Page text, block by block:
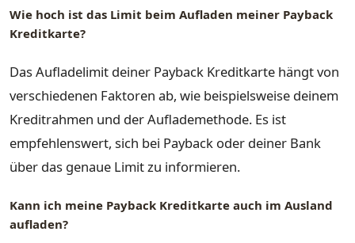
Wie hoch ist das Limit beim Aufladen meiner Payback
Kreditkarte?
Das Aufladelimit deiner Payback Kreditkarte hängt von
verschiedenen Faktoren ab, wie beispielsweise deinem
Kreditrahmen und der Auflademethode. Es ist
empfehlenswert, sich bei Payback oder deiner Bank
über das genaue Limit zu informieren.
Kann ich meine Payback Kreditkarte auch im Ausland
aufladen?